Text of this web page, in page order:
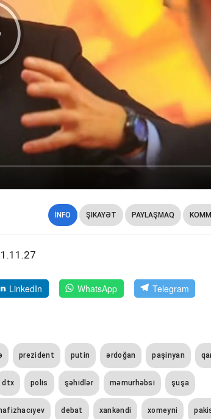
İNFO ŞIKAYƏT PAYLAŞMAQ
LinkedIn WhatsApp Telegram
prezident putin ərdoğan paşinyan
dtx polis şəhidlər məmurhəbsi şuşa
hafizhacıyev debat xankəndi xomeyni